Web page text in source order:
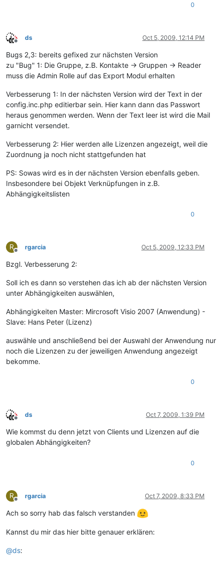
0
Offline
ds Oct 5, 2009, 12:14 PM
Bugs 2,3: bereits gefixed zur nächsten Version
zu "Bug" 1: Die Gruppe, z.B. Kontakte -> Gruppen -> Reader
muss die Admin Rolle auf das Export Modul erhalten
Verbesserung 1: In der nächsten Version wird der Text in der
config.inc.php editierbar sein. Hier kann dann das Passwort
heraus genommen werden. Wenn der Text leer ist wird die Mail
garnicht versendet.
Verbesserung 2: Hier werden alle Lizenzen angezeigt, weil die
Zuordnung ja noch nicht stattgefunden hat
PS: Sowas wird es in der nächsten Version ebenfalls geben.
Insbesondere bei Objekt Verknüpfungen in z.B.
Abhängigkeitslisten
0
R
Offline
rgarcia Oct 5, 2009, 12:33 PM
Bzgl. Verbesserung 2:
Soll ich es dann so verstehen das ich ab der nächsten Version
unter Abhängigkeiten auswählen,
Abhängigkeiten Master: Mircrosoft Visio 2007 (Anwendung) -
Slave: Hans Peter (Lizenz)
auswähle und anschließend bei der Auswahl der Anwendung nur
noch die Lizenzen zu der jeweiligen Anwendung angezeigt
bekomme.
0
Offline
ds Oct 7, 2009, 1:39 PM
Wie kommst du denn jetzt von Clients und Lizenzen auf die
globalen Abhängigkeiten?
0
R
Offline
rgarcia Oct 7, 2009, 8:33 PM
Ach so sorry hab das falsch verstanden
Kannst du mir das hier bitte genauer erklären:
@ds: